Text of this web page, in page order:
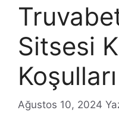
Sitsesi
Koşulları
Ağustos 10, 2024